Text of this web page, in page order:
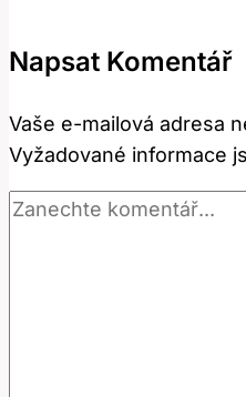
Napsat Komentář
Vaše e-mailová adresa
Vyžadované informace